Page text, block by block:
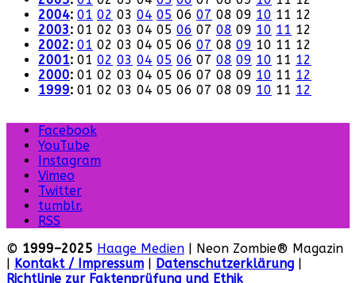
2004: 01 02 03 04 05 06 07 08 09 10 11 12
2003: 01 02 03 04 05 06 07 08 09 10 11 12
2002: 01 02 03 04 05 06 07 08 09 10 11 12
2001: 01 02 03 04 05 06 07 08 09 10 11 12
2000: 01 02 03 04 05 06 07 08 09 10 11 12
1999: 01 02 03 04 05 06 07 08 09 10 11 12
Facebook
YouTube
Instagram
Vimeo
Twitter
tumblr.
RSS
© 1999–2025 Haage Medien | Neon Zombie® Magazin
| Kontakt / Impressum | Datenschutzerklärung |
Richtlinie zur Faktenprüfung und Ethik